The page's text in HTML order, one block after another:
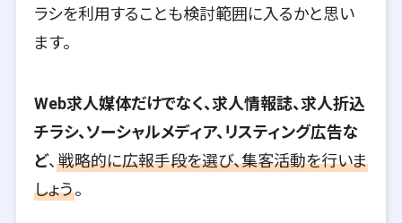
ラシを利用することも検討範囲に入るかと思い
ます。
Web求人媒体だけでなく、求人情報誌、求人折込
チラシ、ソーシャルメディア、リスティング広告な
ど、 戦略的に広報手段を選び、集客活動を行いま
しょう。